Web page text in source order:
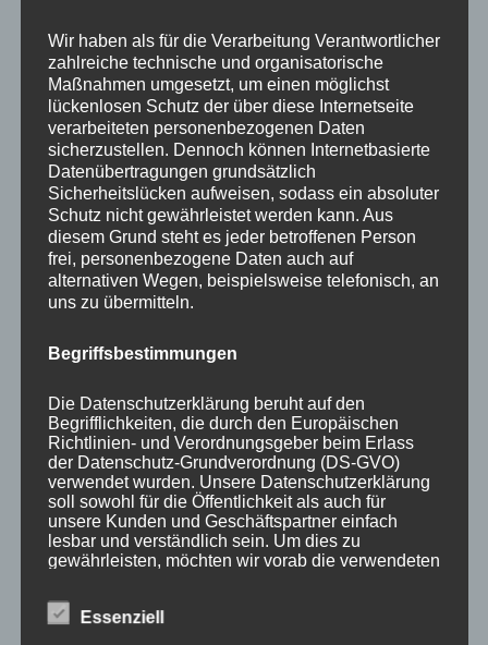
NEWS ABONNIEREN?
Your email:
KATEGORIEN
Aktuelle Fakten und Umfragen
Aktuelles vom MP
Allgemein
Naturfoto-Blog
Wir haben als für die Verarbeitung Verantwortlicher
zahlreiche technische und organisatorische
Maßnahmen umgesetzt, um einen möglichst
lückenlosen Schutz der über diese Internetseite
verarbeiteten personenbezogenen Daten
sicherzustellen. Dennoch können Internetbasierte
Datenübertragungen grundsätzlich
Sicherheitslücken aufweisen, sodass ein absoluter
Schutz nicht gewährleistet werden kann. Aus
diesem Grund steht es jeder betroffenen Person
frei, personenbezogene Daten auch auf
alternativen Wegen, beispielsweise telefonisch, an
uns zu übermitteln.
Begriffsbestimmungen
Die Datenschutzerklärung beruht auf den
Begrifflichkeiten, die durch den Europäischen
Richtlinien- und Verordnungsgeber beim Erlass
der Datenschutz-Grundverordnung (DS-GVO)
verwendet wurden. Unsere Datenschutzerklärung
soll sowohl für die Öffentlichkeit als auch für
unsere Kunden und Geschäftspartner einfach
lesbar und verständlich sein. Um dies zu
gewährleisten, möchten wir vorab die verwendeten
Essenziell